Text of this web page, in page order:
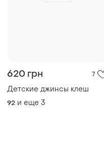
620 грн 7
Детские джинсы клеш
92 и еще 3